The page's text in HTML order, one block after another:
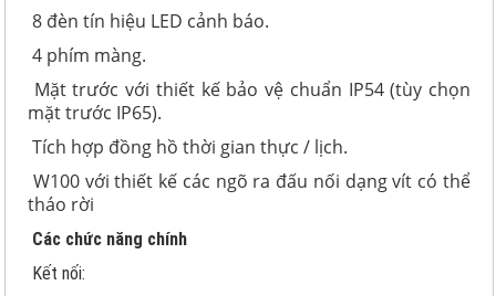
8 đèn tín hiệu LED cảnh báo.
4 phím màng.
Mặt trước với thiết kế bảo vệ chuẩn IP54 (tùy chọn
mặt trước IP65).
Tích hợp đồng hồ thời gian thực / lịch.
W100 với thiết kế các ngõ ra đấu nối dạng vít có thể
tháo rời
Các chức năng chính
Kết nối: